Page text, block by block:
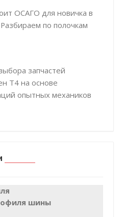
ОСАГО для новичка в
по полочкам
запчастей
Т4 на основе
опытных механиков
шины